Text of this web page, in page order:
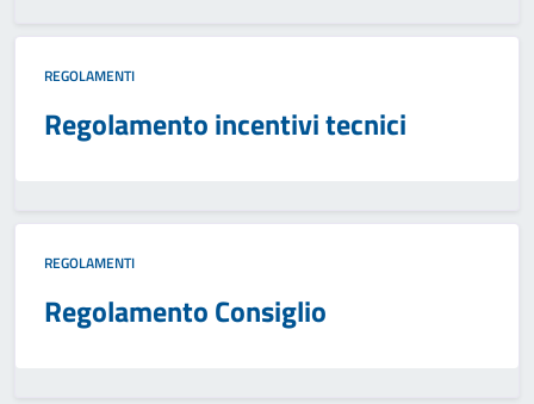
REGOLAMENTI
Regolamento incentivi tecnici
REGOLAMENTI
Regolamento Consiglio